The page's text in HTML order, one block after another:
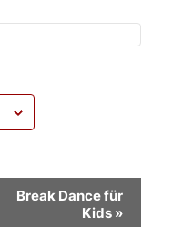
Break Dance für
Kids »